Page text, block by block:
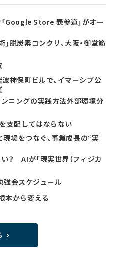
Google Store 表参道」がオー
脱炭素コンクリ、大阪・御堂筋
神保町ビルで、イマーシブ公
ニングの実践方法――外部環境分
支配してはならない
場をつなぐ、事業成長の“実
？ AIが「現実世界（フィジカ
会スケジュール
本から変える